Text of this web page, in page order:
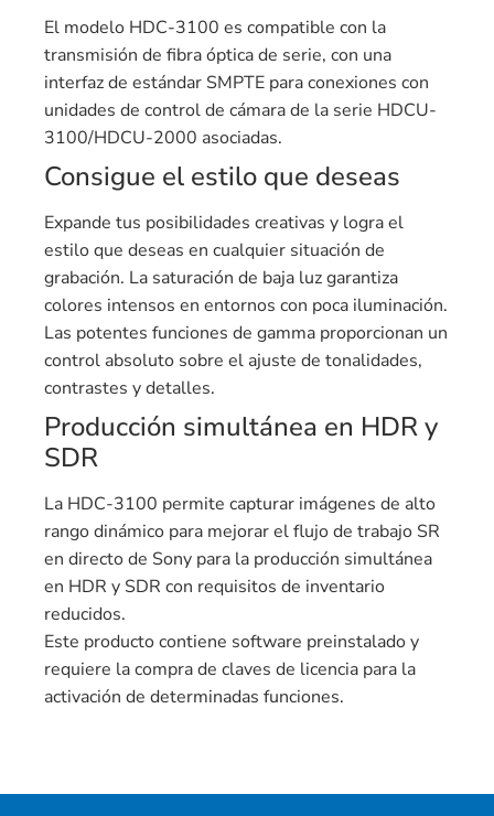
El modelo HDC-3100 es compatible con la
transmisión de fibra óptica de serie, con una
interfaz de estándar SMPTE para conexiones con
unidades de control de cámara de la serie HDCU-
3100/HDCU-2000 asociadas.
Consigue el estilo que deseas
Expande tus posibilidades creativas y logra el
estilo que deseas en cualquier situación de
grabación. La saturación de baja luz garantiza
colores intensos en entornos con poca iluminación.
Las potentes funciones de gamma proporcionan un
control absoluto sobre el ajuste de tonalidades,
contrastes y detalles.
Producción simultánea en HDR y
SDR
La HDC-3100 permite capturar imágenes de alto
rango dinámico para mejorar el flujo de trabajo SR
en directo de Sony para la producción simultánea
en HDR y SDR con requisitos de inventario
reducidos.
Este producto contiene software preinstalado y
requiere la compra de claves de licencia para la
activación de determinadas funciones.